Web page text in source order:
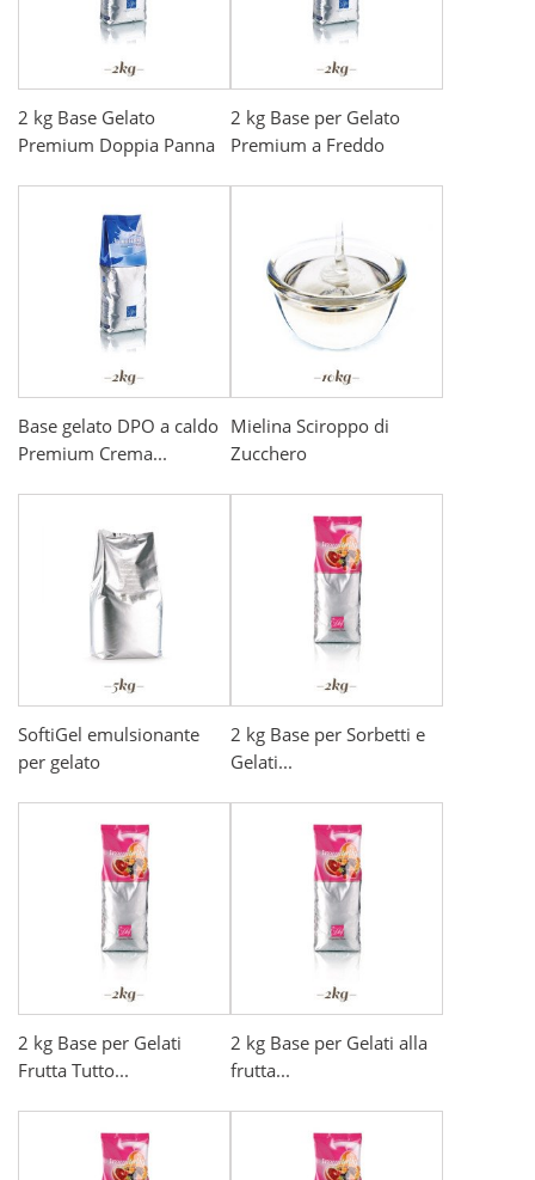
2 kg Base Gelato
Premium Doppia Panna
2 kg Base per Gelato
Premium a Freddo
Base gelato DPO a caldo
Premium Crema...
Mielina Sciroppo di
Zucchero
SoftiGel emulsionante
per gelato
2 kg Base per Sorbetti e
Gelati...
2 kg Base per Gelati
Frutta Tutto...
2 kg Base per Gelati alla
frutta...